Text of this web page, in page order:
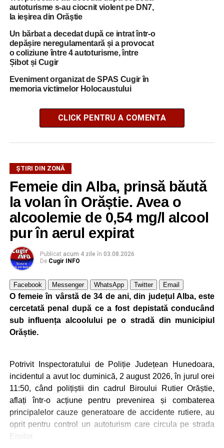
autoturisme s-au ciocnit violent pe DN7,
la ieşirea din Orăştie
Un bărbat a decedat după ce intrat într-o
depășire neregulamentară și a provocat
o coliziune între 4 autoturisme, între
Șibot și Cugir
Eveniment organizat de SPAS Cugir în
memoria victimelor Holocaustului
CLICK PENTRU A COMENTA
ŞTIRI DIN ZONĂ
Femeie din Alba, prinsă băută
la volan în Orăștie. Avea o
alcoolemie de 0,54 mg/l alcool
pur în aerul expirat
Publicat acum 4 zile în 03.08.2026
De Cugir INFO
Facebook Messenger WhatsApp Twitter Email
O femeie în vârstă de 34 de ani, din județul Alba, este
cercetată penal după ce a fost depistată conducând
sub influența alcoolului pe o stradă din municipiul
Orăștie.
Potrivit Inspectoratului de Poliție Județean Hunedoara,
incidentul a avut loc duminică, 2 august 2026, în jurul orei
11:50, când polițiștii din cadrul Biroului Rutier Orăștie,
aflați într-o acțiune pentru prevenirea și combaterea
principalelor cauze generatoare de accidente rutiere, au
oprit pentru control un autoturism care circula pe strada
Eroilor.